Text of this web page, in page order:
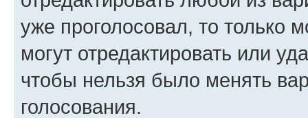
уже проголосовал, то только
могут отредактировать или
чтобы нельзя было менять
голосования.